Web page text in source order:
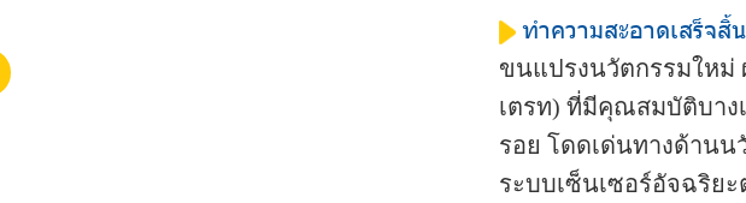
ทำความสะอาดเสร็จสิ้
ขนแปรงนวัตกรรมใหม่
เตรท) ที่มีคุณสมบัติบาง
รอย โดดเด่นทางด้าน
ระบบเซ็นเซอร์อัจฉริย